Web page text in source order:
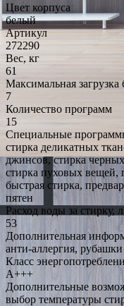
Цвет корпуса
белый
Артикул
272290
Вес, кг
61
Максимальная загрузка
7
Количество программ
15
Специальные
стирка деликатных
джинсов, стирка
стирка пуховых вещей,
быстрая стирка,
пятен
Расход воды за стирку, л
53
Дополнительная
анти-аллергия, рубашки
Класс
A+++
Дополнительные
выбор температуры